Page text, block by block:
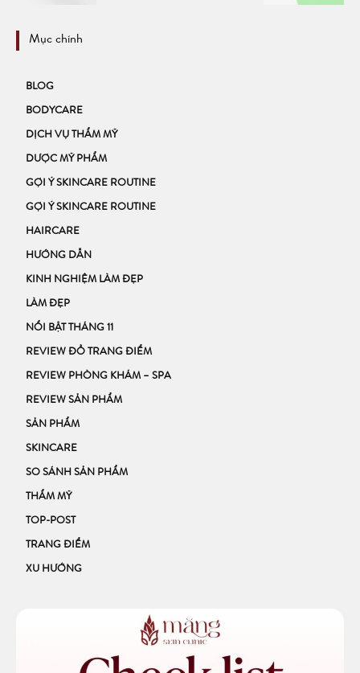
Mục chính
BLOG
BODYCARE
DỊCH VỤ THẨM MỸ
DƯỢC MỸ PHẨM
GỢI Ý SKINCARE ROUTINE
GỢI Ý SKINCARE ROUTINE
HAIRCARE
HƯỚNG DẪN
KINH NGHIỆM LÀM ĐẸP
LÀM ĐẸP
NỔI BẬT THÁNG 11
REVIEW ĐỒ TRANG ĐIỂM
REVIEW PHÒNG KHÁM – SPA
REVIEW SẢN PHẨM
SẢN PHẨM
SKINCARE
SO SÁNH SẢN PHẨM
THẨM MỸ
TOP-POST
TRANG ĐIỂM
XU HƯỚNG